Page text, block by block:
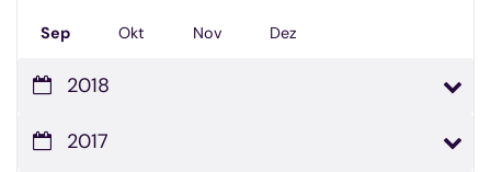
Sep Okt Nov Dez
2018
2017